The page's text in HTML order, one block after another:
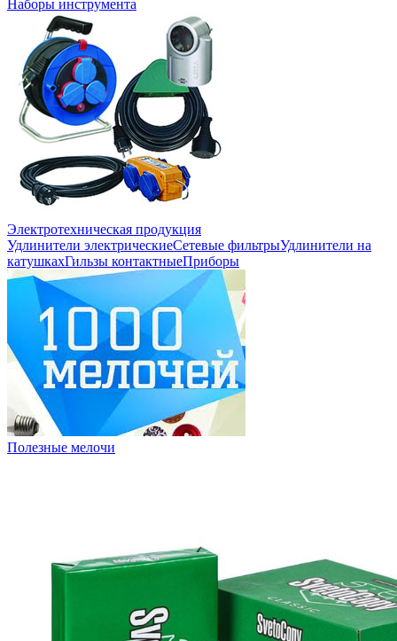
Наборы инструмента
Электротехническая продукция
Удлинители электрическиеСетевые фильтрыУдлинители на
катушкахГильзы контактныеПриборы
Полезные мелочи